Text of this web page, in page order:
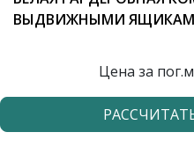
ВЫДВИЖНЫМИ
Цена за